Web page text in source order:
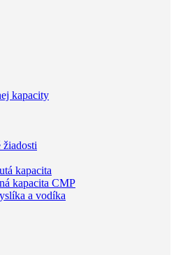
kapacity
žiadosti
kapacita
kapacita CMP
a vodíka